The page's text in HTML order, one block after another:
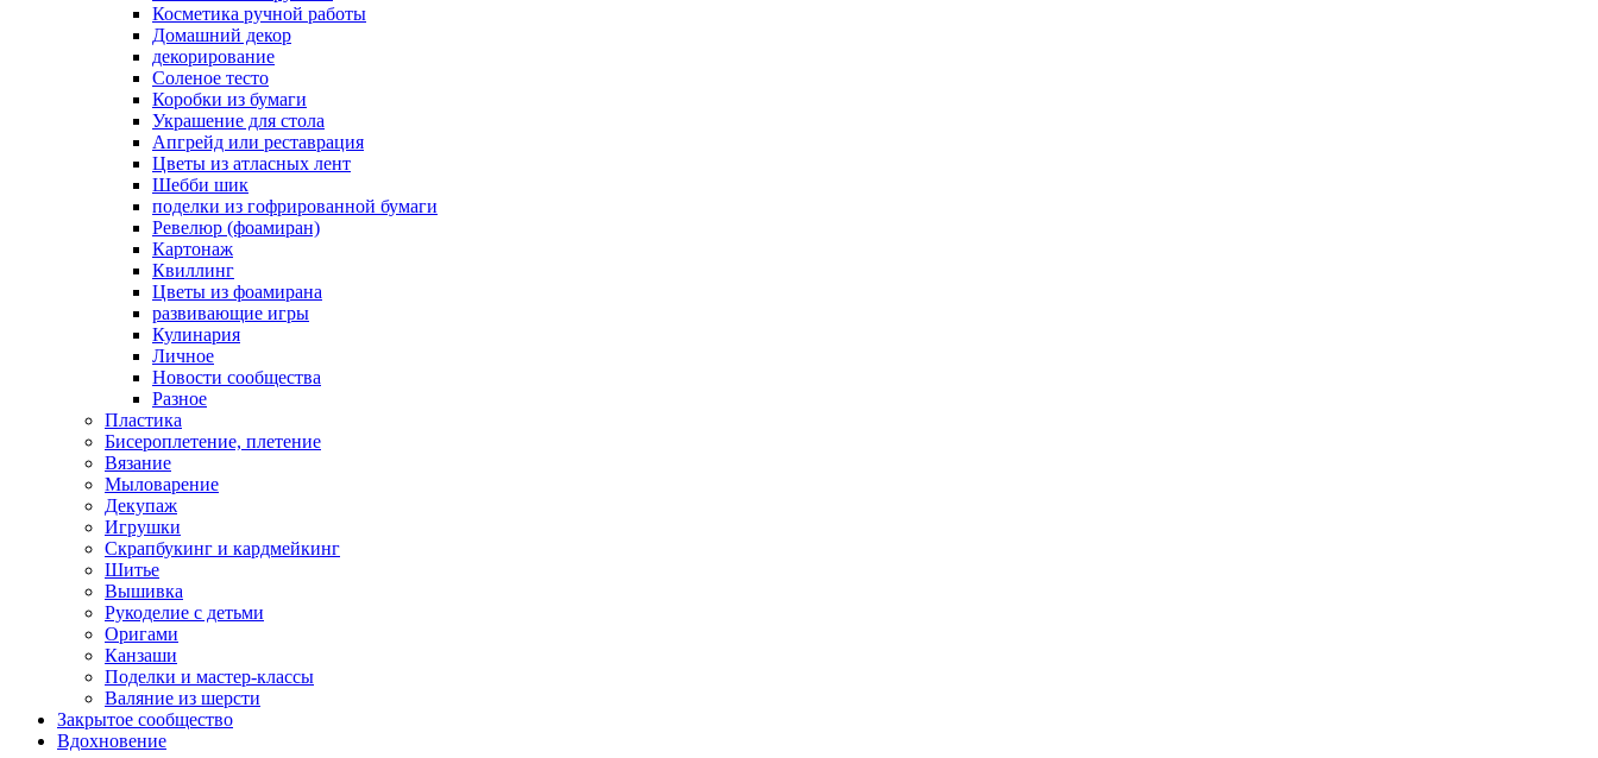
Косметика ручной работы
Домашний декор
декорирование
Соленое тесто
Коробки из бумаги
Украшение для стола
Апгрейд или реставрация
Цветы из атласных лент
Шебби шик
поделки из гофрированной бумаги
Ревелюр (фоамиран)
Картонаж
Квиллинг
Цветы из фоамирана
развивающие игры
Кулинария
Личное
Новости сообщества
Разное
Пластика
Бисероплетение, плетение
Вязание
Мыловарение
Декупаж
Игрушки
Скрапбукинг и кардмейкинг
Шитье
Вышивка
Рукоделие с детьми
Оригами
Канзаши
Поделки и мастер-классы
Валяние из шерсти
Закрытое сообщество
Вдохновение